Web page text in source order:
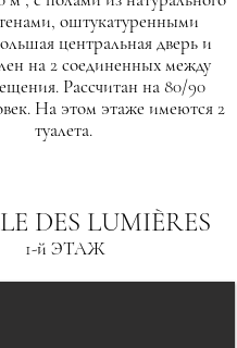
оштукатуренными
центральная дверь и
на 2 соединенных между
Рассчитан на 80/90
На этом этаже имеются 2
туалета.
DES LUMIÈRES
1-й ЭТАЖ